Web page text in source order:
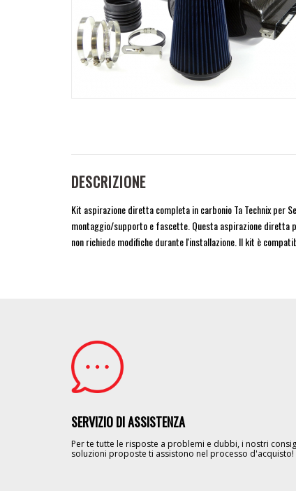
DESCRIZIONE
Kit aspirazione diretta completa in carbonio Ta Technix per
montaggio/supporto e fascette. Questa aspirazione diretta
non richiede modifiche durante l'installazione. Il kit è
Image
SERVIZIO DI ASSISTENZA
Per te tutte le risposte a problemi e dubbi, i nostri
soluzioni proposte ti assistono nel processo d'acquisto!